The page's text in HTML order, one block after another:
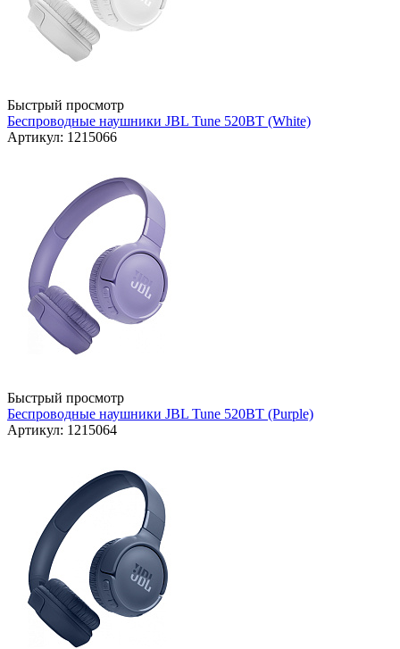
Быстрый просмотр
Беспроводные наушники JBL Tune 520BT (White)
Артикул: 1215066
Быстрый просмотр
Беспроводные наушники JBL Tune 520BT (Purple)
Артикул: 1215064